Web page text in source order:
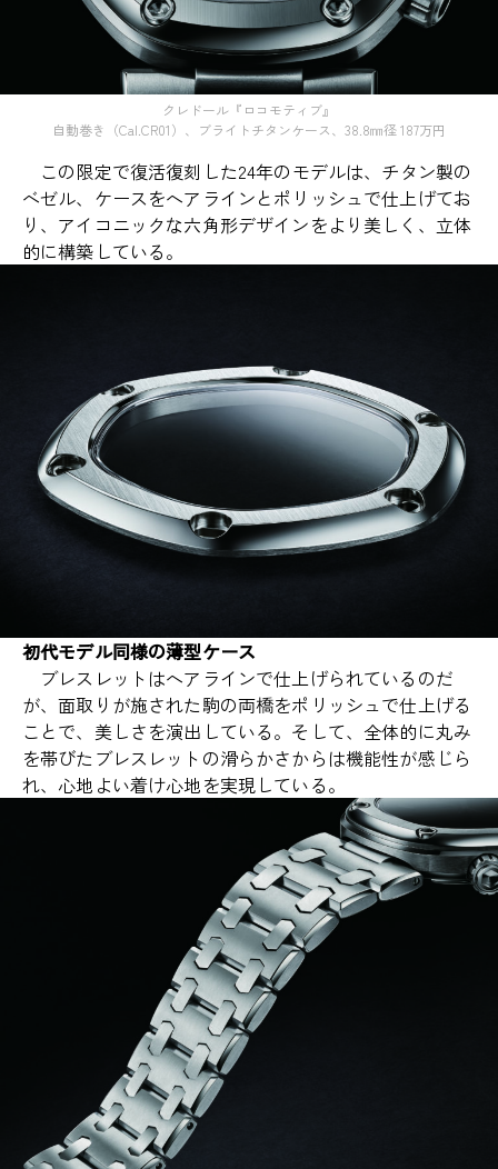
クレドール『ロコモティブ』
自動巻き（Cal.CR01）、ブライトチタンケース、38.8㎜径 187万円
この限定で復活復刻した24年のモデルは、チタン製の
ベゼル、ケースをヘアラインとポリッシュで仕上げてお
り、アイコニックな六角形デザインをより美しく、立体
的に構築している。
初代モデル同様の薄型ケース
ブレスレットはヘアラインで仕上げられているのだ
が、面取りが施された駒の両橋をポリッシュで仕上げる
ことで、美しさを演出している。そして、全体的に丸み
を帯びたブレスレットの滑らかさからは機能性が感じら
れ、心地よい着け心地を実現している。